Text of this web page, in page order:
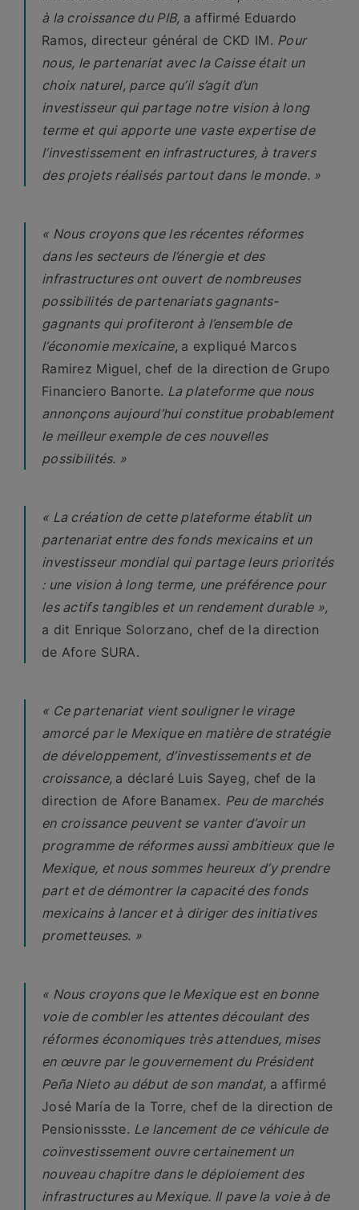
à la croissance du PIB, a affirmé Eduardo
Ramos, directeur général de CKD IM. Pour
nous, le partenariat avec la Caisse était un
choix naturel, parce qu’il s’agit d’un
investisseur qui partage notre vision à long
terme et qui apporte une vaste expertise de
l’investissement en infrastructures, à travers
des projets réalisés partout dans le monde. »
« Nous croyons que les récentes réformes
dans les secteurs de l’énergie et des
infrastructures ont ouvert de nombreuses
possibilités de partenariats gagnants-
gagnants qui profiteront à l’ensemble de
l’économie mexicaine, a expliqué Marcos
Ramirez Miguel, chef de la direction de Grupo
Financiero Banorte. La plateforme que nous
annonçons aujourd’hui constitue probablement
le meilleur exemple de ces nouvelles
possibilités. »
« La création de cette plateforme établit un
partenariat entre des fonds mexicains et un
investisseur mondial qui partage leurs priorités
: une vision à long terme, une préférence pour
les actifs tangibles et un rendement durable »,
a dit Enrique Solorzano, chef de la direction
de Afore SURA.
« Ce partenariat vient souligner le virage
amorcé par le Mexique en matière de stratégie
de développement, d’investissements et de
croissance, a déclaré Luis Sayeg, chef de la
direction de Afore Banamex. Peu de marchés
en croissance peuvent se vanter d’avoir un
programme de réformes aussi ambitieux que le
Mexique, et nous sommes heureux d’y prendre
part et de démontrer la capacité des fonds
mexicains à lancer et à diriger des initiatives
prometteuses. »
« Nous croyons que le Mexique est en bonne
voie de combler les attentes découlant des
réformes économiques très attendues, mises
en œuvre par le gouvernement du Président
Peña Nieto au début de son mandat, a affirmé
José María de la Torre, chef de la direction de
Pensionissste. Le lancement de ce véhicule de
coïnvestissement ouvre certainement un
nouveau chapitre dans le déploiement des
infrastructures au Mexique. Il pave la voie à de